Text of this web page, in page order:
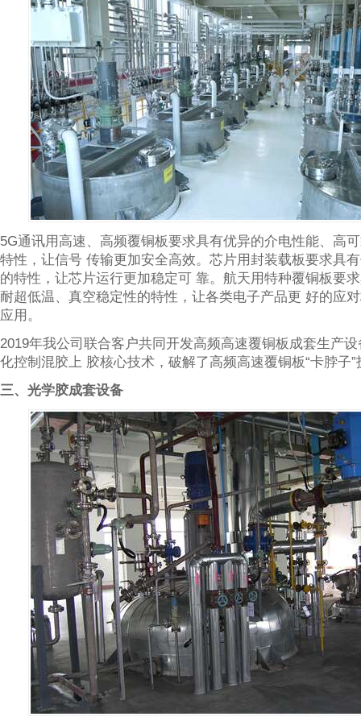
5G通讯用高速、高频覆铜板要求具有优异的介电性能、高
特性，让信号 传输更加安全高效。芯片用封装载板要求具
的特性，让芯片运行更加稳定可 靠。航天用特种覆铜板要
耐超低温、真空稳定性的特性，让各类电子产品更 好的应
应用。
2019年我公司联合客户共同开发高频高速覆铜板成套生产
化控制混胶上 胶核心技术，破解了高频高速覆铜板“卡脖子
三、光学胶成套设备